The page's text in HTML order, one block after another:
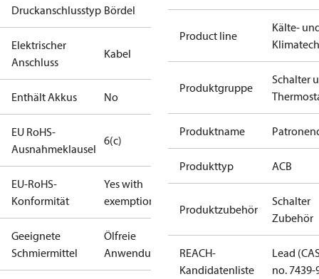
Druckanschlusstyp Bördel
Elektrischer
Anschluss
Kabel
Enthält Akkus No
EU RoHS-
Ausnahmeklausel
6(c)
EU-RoHS-
Konformität
Yes with
exemptions
Geeignete
Schmiermittel
Ölfreie
Anwendungen
Product line
Kälte-
Produktgruppe
Schalter
Produktname
Produkttyp ACB
Produktzubehör
Schalter
Zubehör
REACH-
Kandidatenliste
Lead
no. 7439-